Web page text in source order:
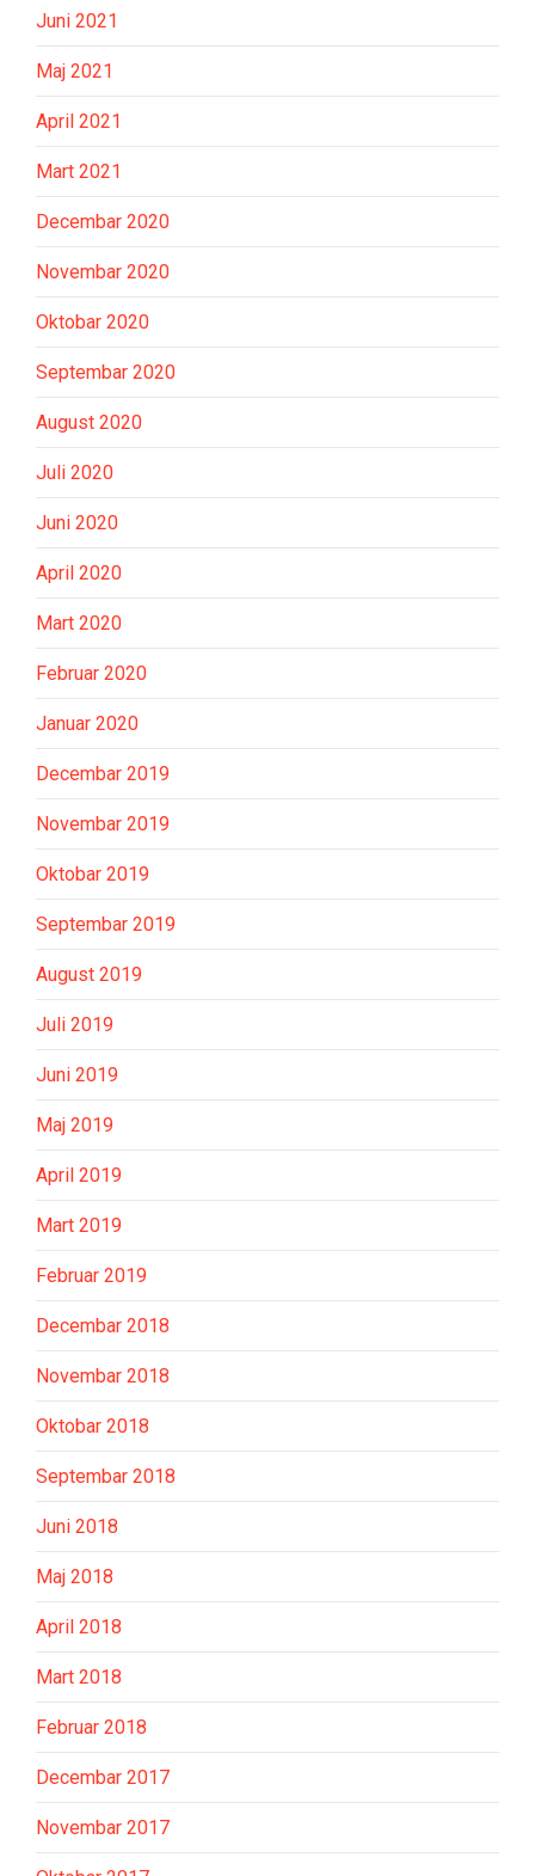
Juni 2021
Maj 2021
April 2021
Mart 2021
Decembar 2020
Novembar 2020
Oktobar 2020
Septembar 2020
August 2020
Juli 2020
Juni 2020
April 2020
Mart 2020
Februar 2020
Januar 2020
Decembar 2019
Novembar 2019
Oktobar 2019
Septembar 2019
August 2019
Juli 2019
Juni 2019
Maj 2019
April 2019
Mart 2019
Februar 2019
Decembar 2018
Novembar 2018
Oktobar 2018
Septembar 2018
Juni 2018
Maj 2018
April 2018
Mart 2018
Februar 2018
Decembar 2017
Novembar 2017